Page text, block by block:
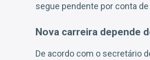
segue pendente por conta
Nova carreira depende
De acordo com o secretário